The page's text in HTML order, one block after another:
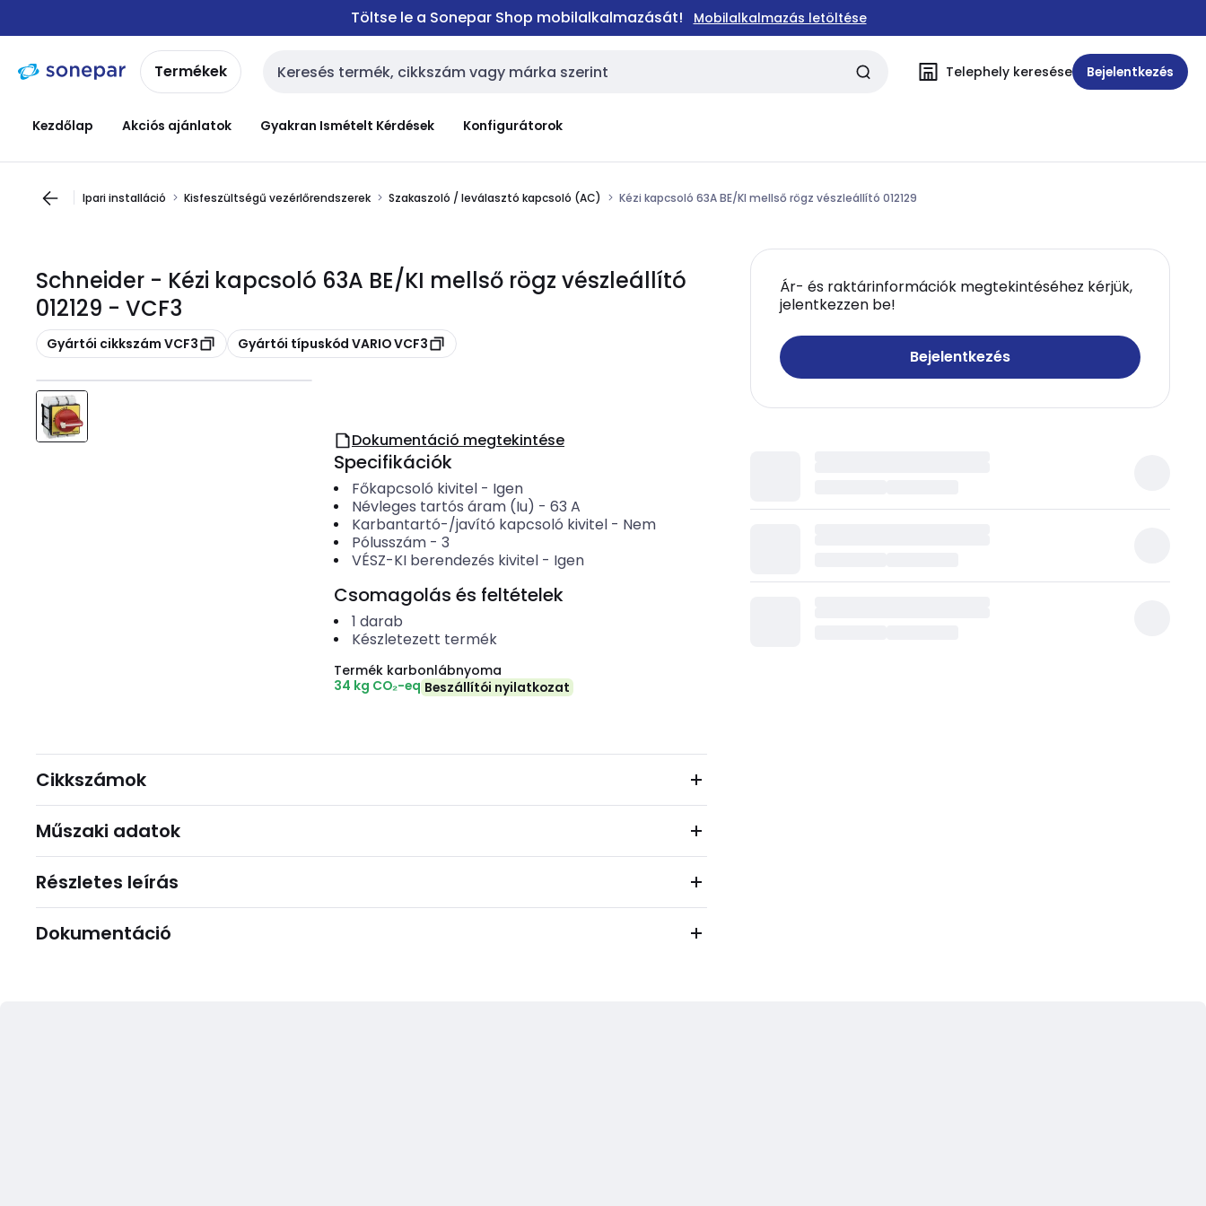
navigációhoztartalomra
Töltse le a Sonepar Shop mobilalkalmazását! Mobilalkalmazás letöltése
Termékek Keresési bemenet Telephely keresése Bejelentkezés
Kezdőlap Akciós ajánlatok Gyakran Ismételt Kérdések Konfigurátorok
Ipari installáció Kisfeszültségű vezérlőrendszerek Szakaszoló / leválasztó kapcsoló (AC) Kézi kapcsoló 63A BE/KI mellső rögz vészleállító 012129
Schneider - Kézi kapcsoló 63A BE/KI mellső rögz vészleállító
012129 - VCF3
Másolás
Gyártói cikkszám VCF3 Másolás
Gyártói típuskód VARIO VCF3
Ár- és raktárinformációk megtekintéséhez kérjük,
jelentkezzen be!
Bejelentkezés
Dokumentáció megtekintése
Specifikációk
Főkapcsoló kivitel- Igen
Névleges tartós áram (Iu) - 63 A
Karbantartó-/javító kapcsoló kivitel- Nem
Pólusszám- 3
VÉSZ-KI berendezés kivitel- Igen
Csomagolás és feltételek
1 darab
Készletezett termék
Termék karbonlábnyoma
34 kg CO₂-eq Beszállítói nyilatkozat
Cikkszámok
Műszaki adatok
Részletes leírás
Dokumentáció